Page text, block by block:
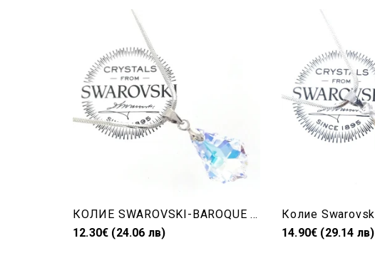
КОЛИЕ SWAROVSKI-BAROQUE КАПКА AB 16 mm
12.30€ (24.06 лв)
14.90€ (29.14 лв)